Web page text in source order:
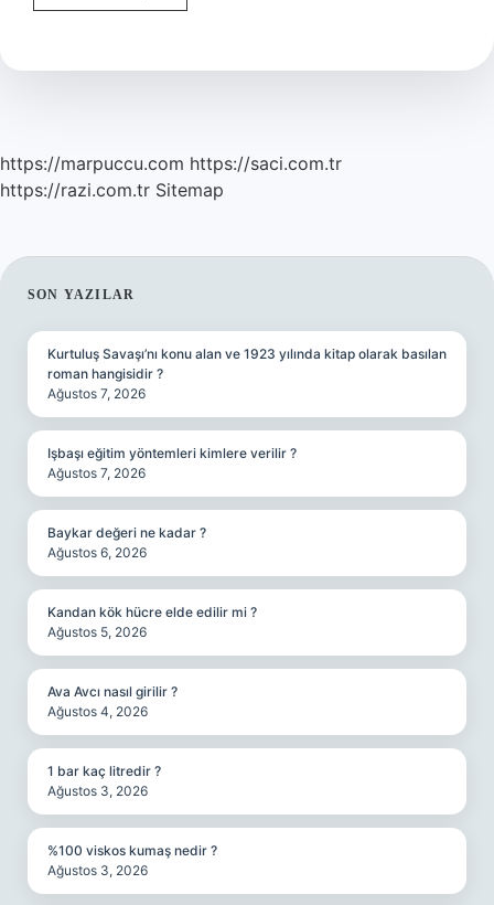
Diyet
https://marpuccu.com https://saci.com.tr
https://razi.com.tr Sitemap
SIDEBAR
SON YAZILAR
Kurtuluş Savaşı’nı konu alan ve 1923 yılında kitap olarak basılan
roman hangisidir ?
Ağustos 7, 2026
Işbaşı eğitim yöntemleri kimlere verilir ?
Ağustos 7, 2026
Baykar değeri ne kadar ?
Ağustos 6, 2026
Kandan kök hücre elde edilir mi ?
Ağustos 5, 2026
Ava Avcı nasıl girilir ?
Ağustos 4, 2026
1 bar kaç litredir ?
Ağustos 3, 2026
%100 viskos kumaş nedir ?
Ağustos 3, 2026